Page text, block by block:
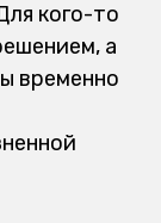
кого-то
а
временно